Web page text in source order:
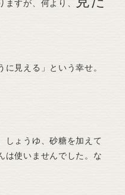
すが、何より、
見える」という幸せ。
しょうゆ、砂糖を加えて
は使いませんでした。な